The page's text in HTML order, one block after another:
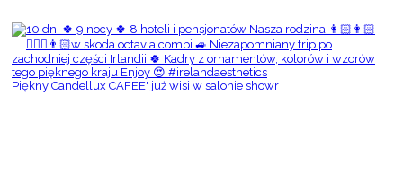
Piękny Candellux CAFEE' już wisi w salonie showr